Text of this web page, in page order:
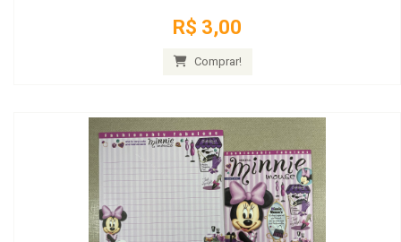
R$ 3,00
Comprar!